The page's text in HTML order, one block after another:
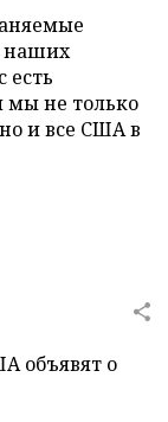
наших
есть
не только
и все США в
объявят о